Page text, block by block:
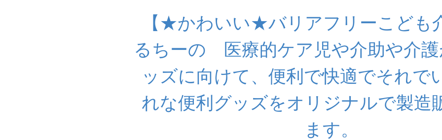
【★かわいい★バリアフリーこども
るちーの 医療的ケア児や介助や介
ッズに向けて、便利で快適でそれで
れな便利グッズをオリジナルで製造
ます。